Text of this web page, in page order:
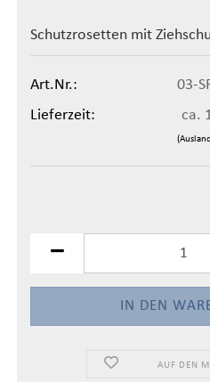
Schutzrosetten mit
Art.Nr.:
03-
Lieferzeit:
ca.
AUF DEN